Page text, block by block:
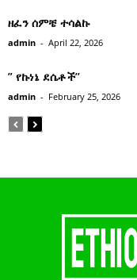
ዘፈን ሰምቼ ተሳልኩ
admin - April 22, 2026
” የኩነኔ ደሴቶች’’
admin - February 25, 2026